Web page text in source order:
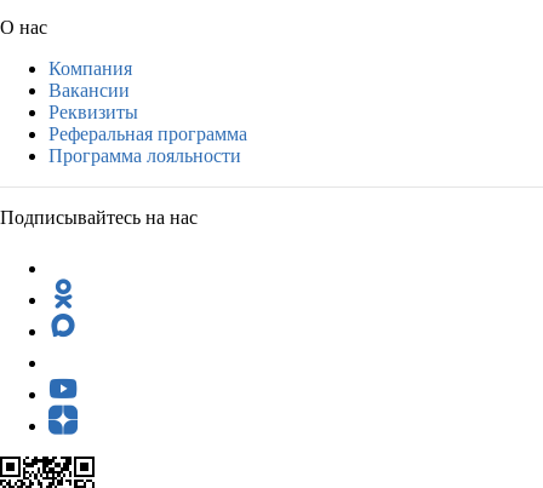
О нас
Компания
Вакансии
Реквизиты
Реферальная программа
Программа лояльности
Подписывайтесь на нас